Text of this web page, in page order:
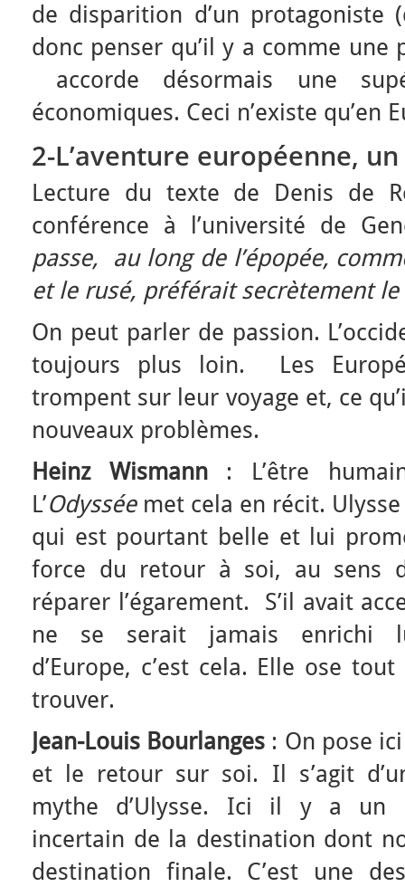
de disparition d’un protagoniste
donc penser qu’il y a comme
accorde désormais une
économiques. Ceci n’existe qu’en
2-L’aventure européenne,
Lecture du texte de Denis de
conférence à l’université de
passe, au long de l’épopée,
et le rusé, préférait secrètement
On peut parler de passion.
toujours plus loin. Les
trompent sur leur voyage et, ce
nouveaux problèmes.
Heinz Wismann: L’être
L’Odysséemet cela en récit.
qui est pourtant belle et lui
force du retour à soi, au sens
réparer l’égarement. S’il avait
ne se serait jamais enrichi
d’Europe, c’est cela. Elle ose
trouver.
Jean-Louis Bourlanges : On pose
et le retour sur soi. Il s’agit
mythe d’Ulysse. Ici il y a un
incertain de la destination dont
destination finale. C’est une